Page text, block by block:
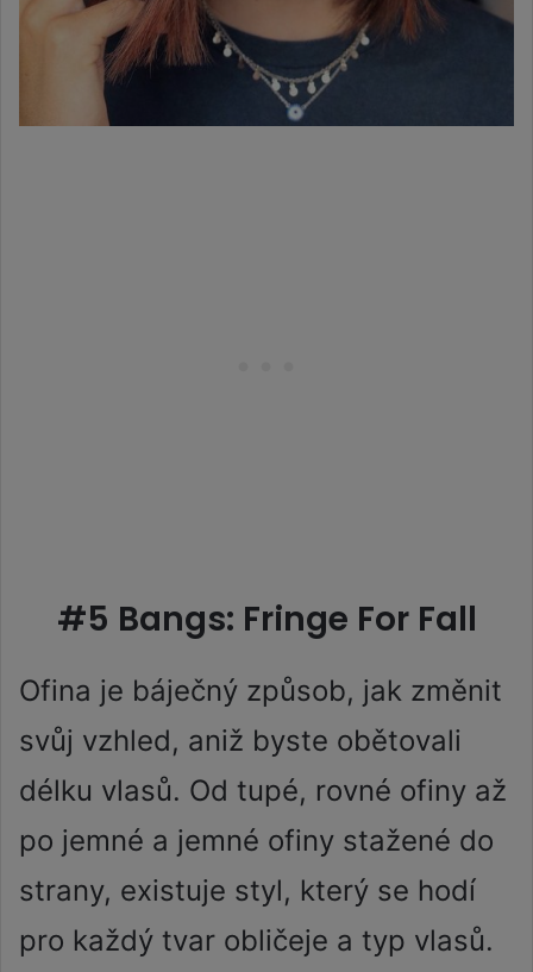
#5 Bangs: Fringe For Fall
Ofina je báječný způsob, jak změnit
svůj vzhled, aniž byste obětovali
délku vlasů. Od tupé, rovné ofiny až
po jemné a jemné ofiny stažené do
strany, existuje styl, který se hodí
pro každý tvar obličeje a typ vlasů.